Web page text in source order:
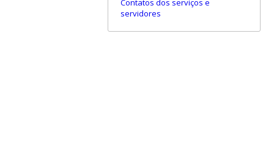
Contatos dos serviços e
servidores